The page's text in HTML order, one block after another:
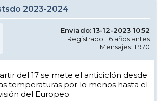
2023-2024
Enviado: 13-12-2023 10:52
Registrado: 16 años antes
Mensajes: 1.970
del 17 se mete el anticiclón desde
temperaturas por lo menos hasta el
del Europeo: